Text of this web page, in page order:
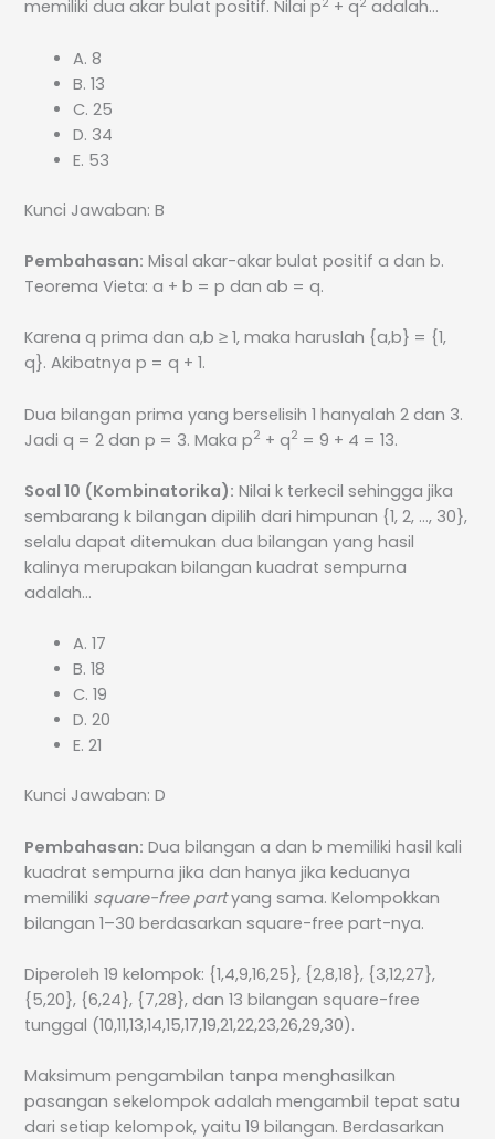
memiliki dua akar bulat positif. Nilai p + q adalah…
A. 8
B. 13
C. 25
D. 34
E. 53
Kunci Jawaban: B
Pembahasan: Misal akar-akar bulat positif a dan b.
Teorema Vieta: a + b = p dan ab = q.
Karena q prima dan a,b ≥ 1, maka haruslah {a,b} = {1,
q}. Akibatnya p = q + 1.
Dua bilangan prima yang berselisih 1 hanyalah 2 dan 3.
Jadi q = 2 dan p = 3. Maka p2 + q2 = 9 + 4 = 13.
Soal 10 (Kombinatorika): Nilai k terkecil sehingga jika
sembarang k bilangan dipilih dari himpunan {1, 2, …, 30},
selalu dapat ditemukan dua bilangan yang hasil
kalinya merupakan bilangan kuadrat sempurna
adalah…
A. 17
B. 18
C. 19
D. 20
E. 21
Kunci Jawaban: D
Pembahasan: Dua bilangan a dan b memiliki hasil kali
kuadrat sempurna jika dan hanya jika keduanya
memiliki square-free partyang sama. Kelompokkan
bilangan 1–30 berdasarkan square-free part-nya.
Diperoleh 19 kelompok: {1,4,9,16,25}, {2,8,18}, {3,12,27},
{5,20}, {6,24}, {7,28}, dan 13 bilangan square-free
tunggal (10,11,13,14,15,17,19,21,22,23,26,29,30).
Maksimum pengambilan tanpa menghasilkan
pasangan sekelompok adalah mengambil tepat satu
dari setiap kelompok, yaitu 19 bilangan. Berdasarkan